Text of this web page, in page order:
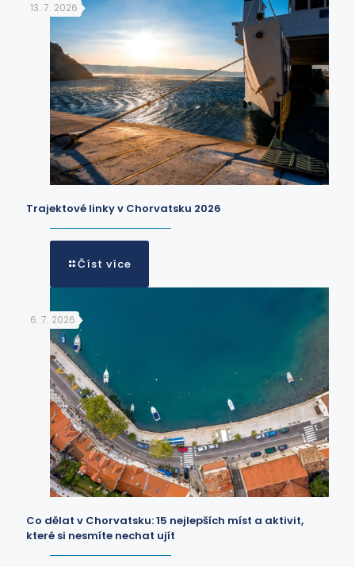
13. 7. 2026
Trajektové linky v Chorvatsku 2026
Číst více
6. 7. 2026
Co dělat v Chorvatsku: 15 nejlepších míst a aktivit,
které si nesmíte nechat ujít